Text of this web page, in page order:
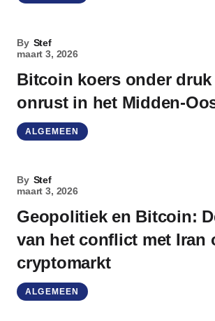
By Stef
maart 3, 2026
Bitcoin koers onder
onrust in het Midden-
ALGEMEEN
By Stef
maart 3, 2026
Geopolitiek en Bitcoin:
van het conflict met Iran
cryptomarkt
ALGEMEEN